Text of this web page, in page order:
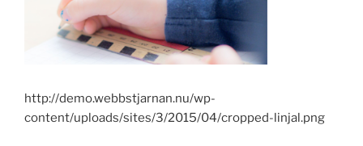
http://demo.webbstjarnan.nu/wp-
content/uploads/sites/3/2015/04/cropped-linjal.png